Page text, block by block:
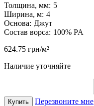
Толщина, мм: 5
Ширина, м: 4
Основа: Джут
Состав ворса: 100% PA
624.75 грн/м²
Наличие уточняйте
Купить Перезвоните мне